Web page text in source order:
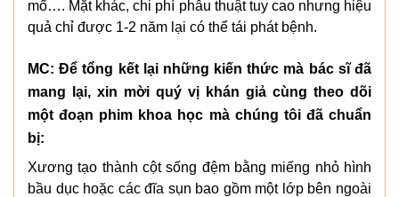
mổ…. Mặt khác, chi phí phẫu thuật tuy cao nhưng hiệu
quả chỉ được 1-2 năm lại có thể tái phát bệnh.
MC: Để tổng kết lại những kiến thức mà bác sĩ đã
mang lại, xin mời quý vị khán giả cùng theo dõi
một đoạn phim khoa học mà chúng tôi đã chuẩn
bị:
Xương tạo thành cột sống đệm bằng miếng nhỏ hình
bầu dục hoặc các đĩa sụn bao gồm một lớp bên ngoài